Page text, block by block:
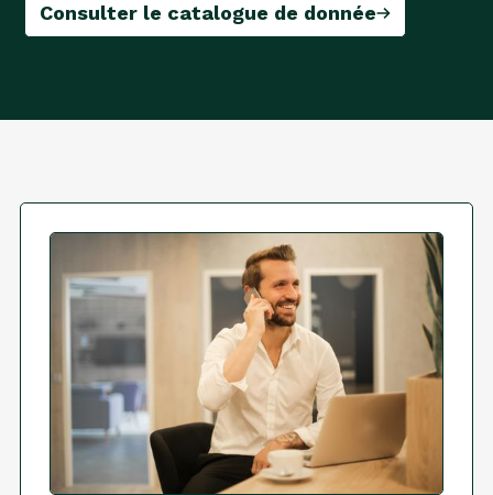
Consulter le catalogue de donnée